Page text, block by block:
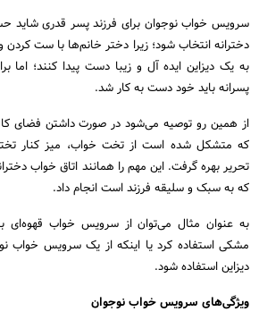
سرویس خواب نوجوان برای فرزند پسر قدری
دخترانه انتخاب شود؛ زیرا دختر خانم‌ها با ست کردن
به یک دیزاین ایده آل و زیبا دست پیدا کنند؛ اما
پسرانه باید خود دست به کار شد.
از همین رو توصیه می‌شود در صورت داشتن فضای
که متشکل شده است از تخت خواب، میز کنار
تحریر بهره گرفت. این مهم را همانند اتاق خواب
که به سبک و سلیقه فرزند است انجام داد.
به عنوان مثال می‌توان از سرویس خواب قهوه‌ای
مشکی استفاده کرد یا اینکه از یک سرویس خواب
دیزاین استفاده شود.
ویژگی‌های سرویس خواب نوجوان